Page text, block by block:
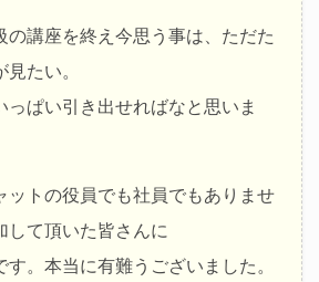
の講座を終え今思う事は、ただた
たい。
っぱい引き出せればなと思いま
ットの役員でも社員でもありませ
して頂いた皆さんに
す。本当に有難うございました。